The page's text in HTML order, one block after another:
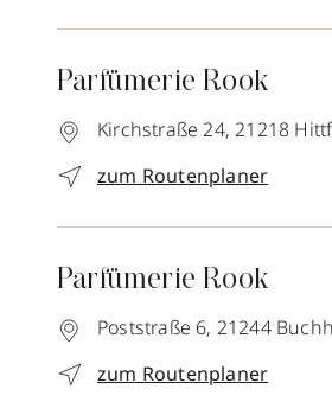
Parfümerie Rook
Kirchstraße 24, 21218
zum Routenplaner
Parfümerie Rook
Poststraße 6, 21244
zum Routenplaner